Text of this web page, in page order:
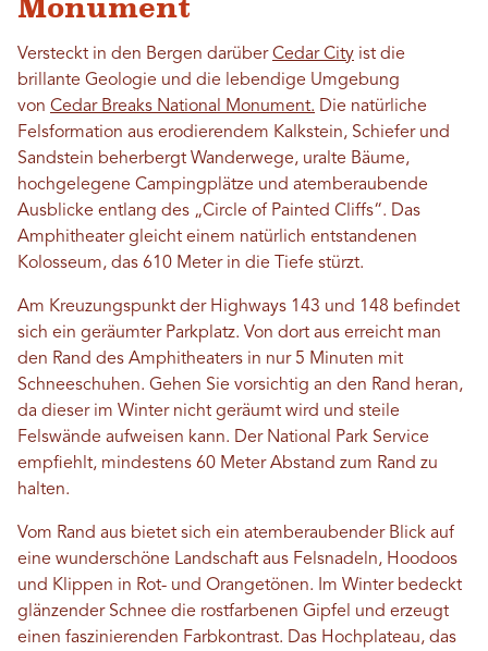
Monument
Versteckt in den Bergen darüberCedar City ist die
brillante Geologie und die lebendige Umgebung
von Cedar Breaks National Monument. Die natürliche
Felsformation aus erodierendem Kalkstein, Schiefer und
Sandstein beherbergt Wanderwege, uralte Bäume,
hochgelegene Campingplätze und atemberaubende
Ausblicke entlang des „Circle of Painted Cliffs“. Das
Amphitheater gleicht einem natürlich entstandenen
Kolosseum, das 610 Meter in die Tiefe stürzt.
Am Kreuzungspunkt der Highways 143 und 148 befindet
sich ein geräumter Parkplatz. Von dort aus erreicht man
den Rand des Amphitheaters in nur 5 Minuten mit
Schneeschuhen. Gehen Sie vorsichtig an den Rand heran,
da dieser im Winter nicht geräumt wird und steile
Felswände aufweisen kann. Der National Park Service
empfiehlt, mindestens 60 Meter Abstand zum Rand zu
halten.
Vom Rand aus bietet sich ein atemberaubender Blick auf
eine wunderschöne Landschaft aus Felsnadeln, Hoodoos
und Klippen in Rot- und Orangetönen. Im Winter bedeckt
glänzender Schnee die rostfarbenen Gipfel und erzeugt
einen faszinierenden Farbkontrast. Das Hochplateau, das